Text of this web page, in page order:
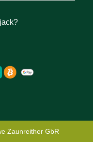
Zaunreither GbR